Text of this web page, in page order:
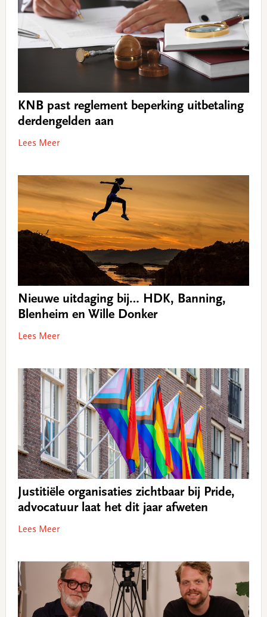
KNB past reglement beperking uitbetaling
derdengelden aan
Lees Meer
Nieuwe uitdaging bij… HDK, Banning,
Blenheim en Wille Donker
Lees Meer
Justitiële organisaties zichtbaar bij Pride,
advocatuur laat het dit jaar afweten
Lees Meer